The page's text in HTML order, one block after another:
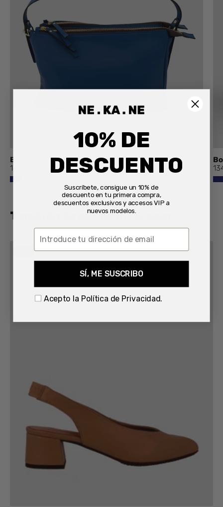
Bolso Hobo CATS Tres Compartimentos AZUL
189,00€
210,00€
También te puede interesar
Destalonado
NE.KA.NE
CUERO
10% DE
DESCUENTO
Suscríbete, consigue un 10% de
descuento en tu primera compra,
descuentos exclusivos y accesos VIP a
nuevos modelos.
SÍ, ME SUSCRIBO
Acepto la Política de Privacidad.